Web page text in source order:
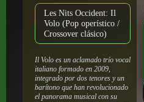
Les Nits Occident: Il
Volo (Pop operístico /
Crossover clásico)
Il Volo es un aclamado trío vocal
italiano formado en 2009,
integrado por dos tenores y un
barítono que han revolucionado
el panorama musical con su